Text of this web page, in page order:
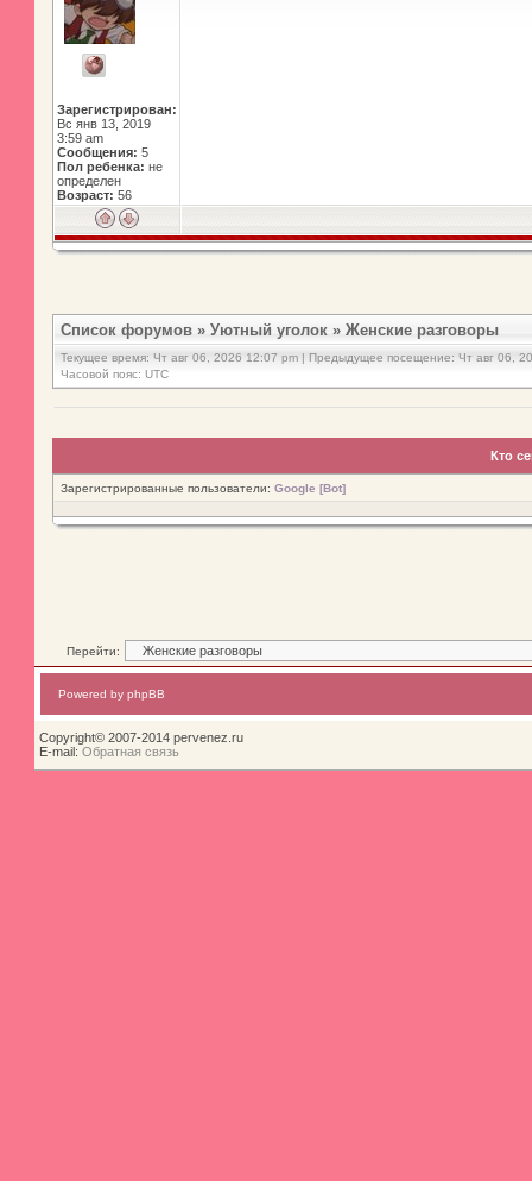
Зарегистрирован:
Вс янв 13, 2019
3:59 am
Сообщения: 5
Пол ребенка: не
определен
Возраст: 56
Список форумов » Уютный уголок » Женские разговоры
Текущее время: Чт авг 06, 2026 12:07 pm | Предыдущее посещение: Чт авг 06,
Часовой пояс: UTC
Кто
Зарегистрированные пользователи: Google [Bot]
Перейти:
Powered by phpBB
Copyright© 2007-2014 pervenez.ru
E-mail: Обратная связь